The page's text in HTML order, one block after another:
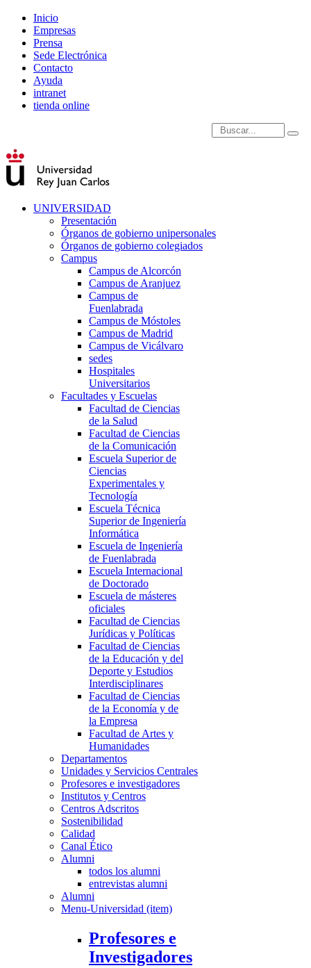
Inicio
Empresas
Prensa
Sede Electrónica
Contacto
Ayuda
intranet
tienda online
Introduce términos de
UNIVERSIDAD
Presentación
Órganos de gobierno unipersonales
Órganos de gobierno colegiados
Campus
Campus de Alcorcón
Campus de Aranjuez
Campus de
Fuenlabrada
Campus de Móstoles
Campus de Madrid
Campus de Vicálvaro
sedes
Hospitales
Universitarios
Facultades y Escuelas
Facultad de Ciencias
de la Salud
Facultad de Ciencias
de la Comunicación
Escuela Superior de
Ciencias
Experimentales y
Tecnología
Escuela Técnica
Superior de Ingeniería
Informática
Escuela de Ingeniería
de Fuenlabrada
Escuela Internacional
de Doctorado
Escuela de másteres
oficiales
Facultad de Ciencias
Jurídicas y Políticas
Facultad de Ciencias
de la Educación y del
Deporte y Estudios
Interdisciplinares
Facultad de Ciencias
de la Economía y de
la Empresa
Facultad de Artes y
Humanidades
Departamentos
Unidades y Servicios Centrales
Profesores e investigadores
Institutos y Centros
Centros Adscritos
Sostenibilidad
Calidad
Canal Ético
Alumni
todos los alumni
entrevistas alumni
Alumni
Menu-Universidad (item)
Profesores e
Investigadores